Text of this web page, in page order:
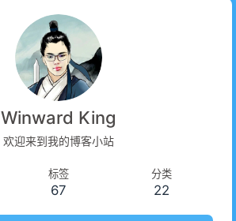
Winward King
欢迎来到我的博客小站
标签
67
分类
22